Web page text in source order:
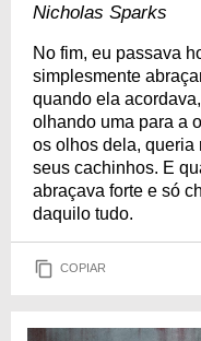
Nicholas Sparks
No fim, eu passava
simplesmente
quando ela
olhando uma para a
os olhos dela, queria
seus cachinhos. E
abraçava forte e só
daquilo tudo.
COPIAR